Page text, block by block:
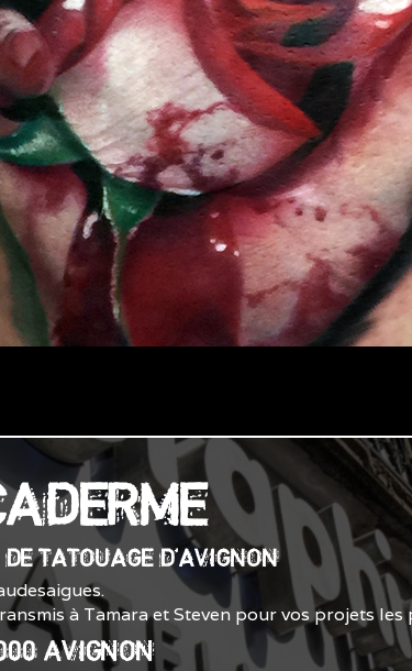
DE TATOUAGE D'AVIGNON
à Tamara et Steven pour vos projets les
AVIGNON